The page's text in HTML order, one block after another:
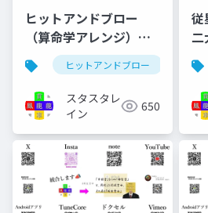
ヒットアンドブロー
（算命学アレンジ）
と、解法パターン
（1=2=5比較法）。
ヒットアンドブロー 算命
スタスタレ
イン
650
従
二